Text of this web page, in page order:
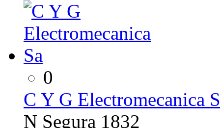
0
C Y G Electromecanica
N Segura 1832